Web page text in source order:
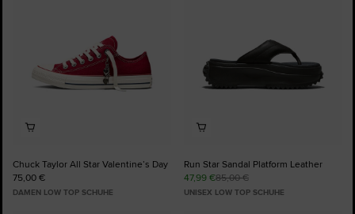
Chuck Taylor All Star Valentine’s Day
75,00 €
DAMEN LOW TOP SCHUHE
Run Star Sandal Platform Leather
47,99 €85,00 €
UNISEX LOW TOP SCHUHE